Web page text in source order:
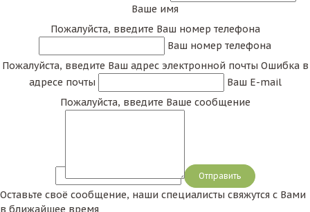
Ваше имя
Пожалуйста, введите Ваш номер телефона
Ваш номер телефона
Пожалуйста, введите Ваш адрес электронной почты Ошибка в
адресе почты
Ваш E-mail
Пожалуйста, введите Ваше сообщение
Сообщение
Оставьте своё сообщение, наши специалисты свяжутся с Вами
в ближайшее время